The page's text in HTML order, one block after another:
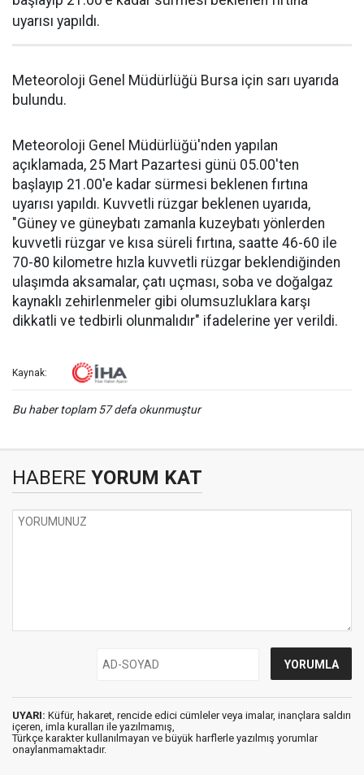
uyarısı yapıldı.
Meteoroloji Genel Müdürlüğü Bursa için sarı uyarıda
bulundu.
Meteoroloji Genel Müdürlüğü'nden yapılan
açıklamada, 25 Mart Pazartesi günü 05.00'ten
başlayıp 21.00'e kadar sürmesi beklenen fırtına
uyarısı yapıldı. Kuvvetli rüzgar beklenen uyarıda,
"Güney ve güneybatı zamanla kuzeybatı yönlerden
kuvvetli rüzgar ve kısa süreli fırtına, saatte 46-60 ile
70-80 kilometre hızla kuvvetli rüzgar beklendiğinden
ulaşımda aksamalar, çatı uçması, soba ve doğalgaz
kaynaklı zehirlenmeler gibi olumsuzluklara karşı
dikkatli ve tedbirli olunmalıdır" ifadelerine yer verildi.
Kaynak:
Bu haber toplam 57 defa okunmuştur
HABERE YORUM KAT
UYARI: Küfür, hakaret, rencide edici cümleler veya imalar, inançlara saldırı
içeren, imla kuralları ile yazılmamış,
Türkçe karakter kullanılmayan ve büyük harflerle yazılmış yorumlar
onaylanmamaktadır.